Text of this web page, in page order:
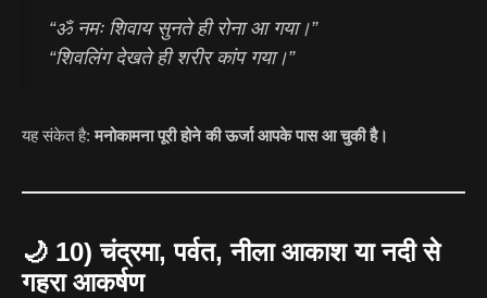
“ॐ नमः शिवाय सुनते ही रोना आ गया।”
“शिवलिंग देखते ही शरीर कांप गया।”
यह संकेत है:मनोकामना पूरी होने की ऊर्जा आपके पास आ चुकी है।
🌙 10) चंद्रमा, पर्वत, नीला आकाश या नदी से
गहरा आकर्षण